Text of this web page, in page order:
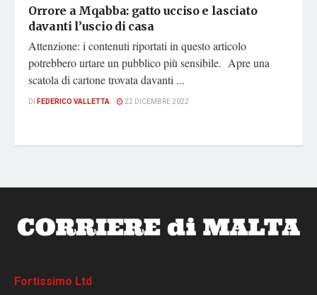
Orrore a Mqabba: gatto ucciso e lasciato
davanti l’uscio di casa
Attenzione: i contenuti riportati in questo articolo
potrebbero urtare un pubblico più sensibile. Apre una
scatola di cartone trovata davanti ...
DI FEDERICO VALLETTA 22 DICEMBRE 2022
Fortissimo Ltd